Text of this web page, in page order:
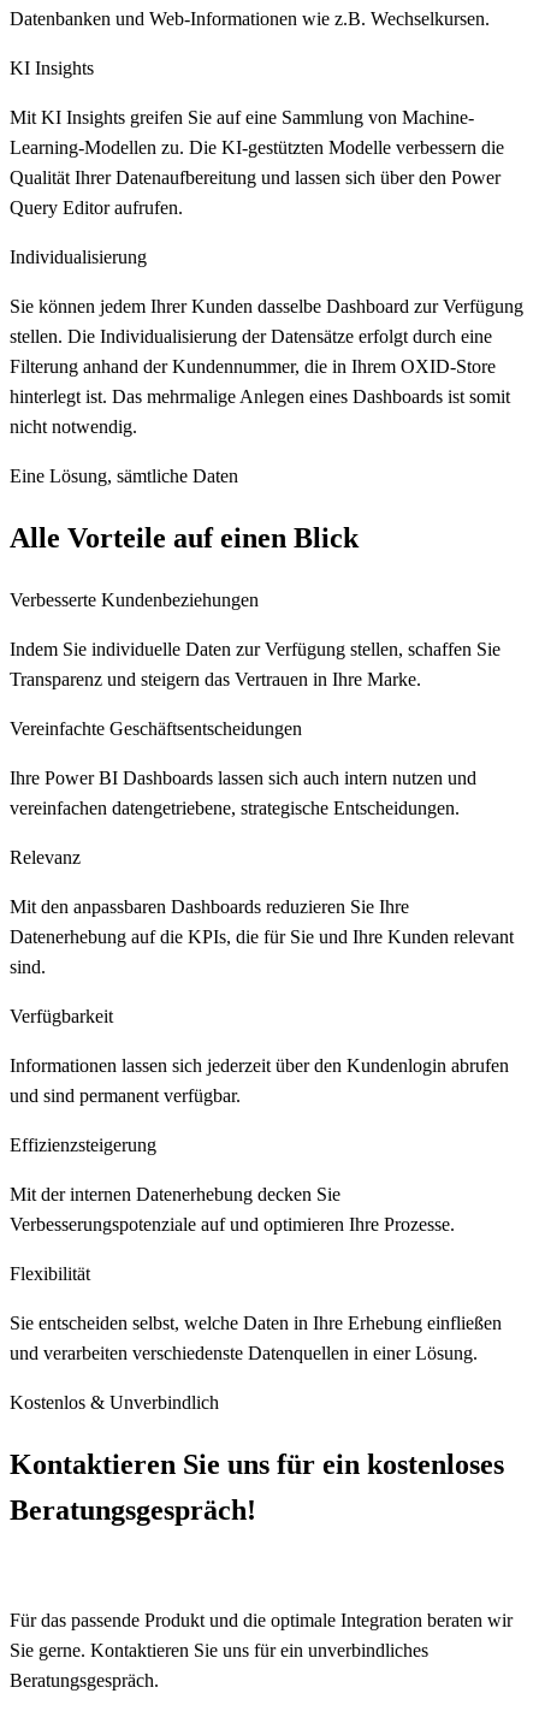
Datenbanken und Web-Informationen wie z.B. Wechselkursen.
KI Insights
Mit KI Insights greifen Sie auf eine Sammlung von Machine-
Learning-Modellen zu. Die KI-gestützten Modelle verbessern die
Qualität Ihrer Datenaufbereitung und lassen sich über den Power
Query Editor aufrufen.
Individualisierung
Sie können jedem Ihrer Kunden dasselbe Dashboard zur Verfügung
stellen. Die Individualisierung der Datensätze erfolgt durch eine
Filterung anhand der Kundennummer, die in Ihrem OXID-Store
hinterlegt ist. Das mehrmalige Anlegen eines Dashboards ist somit
nicht notwendig.
Eine Lösung, sämtliche Daten
Alle Vorteile auf einen Blick
Verbesserte Kundenbeziehungen
Indem Sie individuelle Daten zur Verfügung stellen, schaffen Sie
Transparenz und steigern das Vertrauen in Ihre Marke.
Vereinfachte Geschäftsentscheidungen
Ihre Power BI Dashboards lassen sich auch intern nutzen und
vereinfachen datengetriebene, strategische Entscheidungen.
Relevanz
Mit den anpassbaren Dashboards reduzieren Sie Ihre
Datenerhebung auf die KPIs, die für Sie und Ihre Kunden relevant
sind.
Verfügbarkeit
Informationen lassen sich jederzeit über den Kundenlogin abrufen
und sind permanent verfügbar.
Effizienzsteigerung
Mit der internen Datenerhebung decken Sie
Verbesserungspotenziale auf und optimieren Ihre Prozesse.
Flexibilität
Sie entscheiden selbst, welche Daten in Ihre Erhebung einfließen
und verarbeiten verschiedenste Datenquellen in einer Lösung.
Kostenlos & Unverbindlich
Kontaktieren Sie uns für ein kostenloses
Beratungsgespräch!
Für das passende Produkt und die optimale Integration beraten wir
Sie gerne. Kontaktieren Sie uns für ein unverbindliches
Beratungsgespräch.